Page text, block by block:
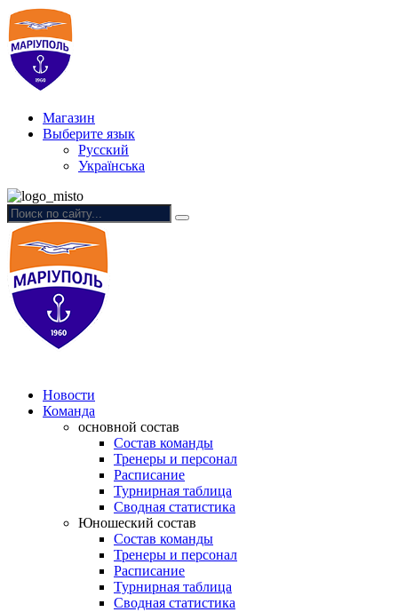
Магазин
Выберите язык
Русский
Українська
Новости
Команда
основной состав
Состав команды
Тренеры и персонал
Расписание
Турнирная таблица
Сводная статистика
Юношеский состав
Состав команды
Тренеры и персонал
Расписание
Турнирная таблица
Сводная статистика